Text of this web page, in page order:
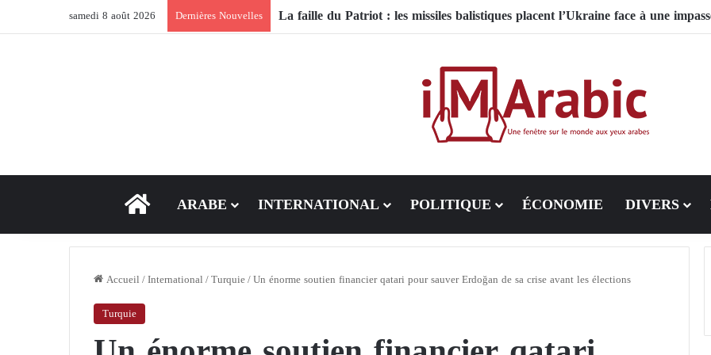
samedi 8 août 2026 Dernières Nouvelles
ACCEUIL
ARABE INTERNATIONAL POLITIQUE ÉCONOMIE DIVERS
Accueil/International/Turquie/Un énorme soutien financier qatari pour sauver Erdoğan de sa crise avant les élections
Turquie